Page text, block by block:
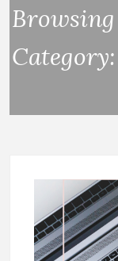
Browsing
Category: